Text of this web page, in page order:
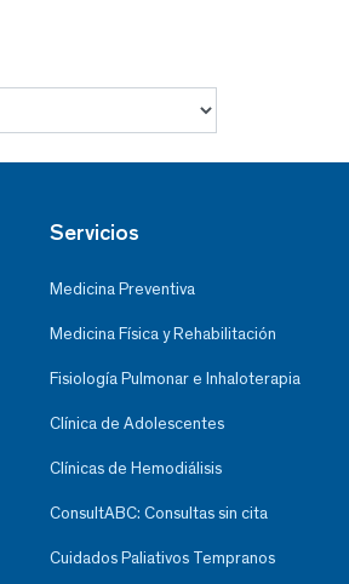
Servicios
Medicina Preventiva
Medicina Física y Rehabilitación
Fisiología Pulmonar e Inhaloterapia
Clínica de Adolescentes
Clínicas de Hemodiálisis
ConsultABC: Consultas sin cita
Cuidados Paliativos Tempranos